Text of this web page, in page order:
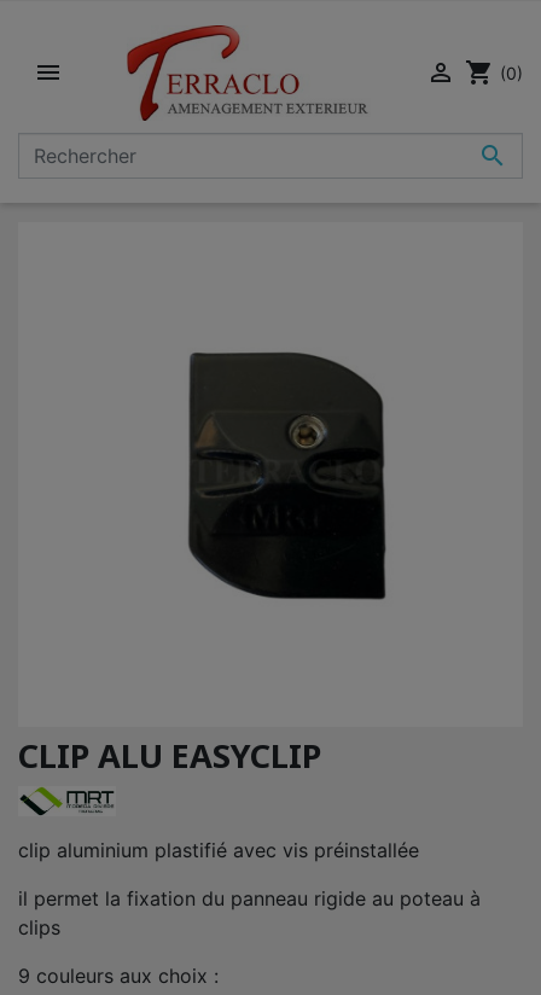


 shopping_cart (0)
CLIP ALU EASYCLIP
clip aluminium plastifié avec vis préinstallée
il permet la fixation du panneau rigide au poteau à
clips
9 couleurs aux choix :